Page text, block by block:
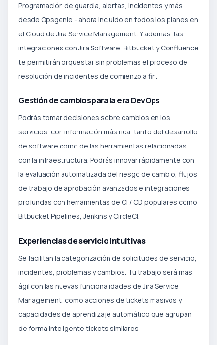
Programación de guardia, alertas, incidentes y más
desde Opsgenie - ahora incluido en todos los planes en
el Cloud de Jira Service Management. Y además, las
integraciones con Jira Software, Bitbucket y Confluence
te permitirán orquestar sin problemas el proceso de
resolución de incidentes de comienzo a fin.
Gestión de cambios para la era DevOps
Podrás tomar decisiones sobre cambios en los
servicios, con información más rica, tanto del desarrollo
de software como de las herramientas relacionadas
con la infraestructura. Podrás innovar rápidamente con
la evaluación automatizada del riesgo de cambio, flujos
de trabajo de aprobación avanzados e integraciones
profundas con herramientas de CI / CD populares como
Bitbucket Pipelines, Jenkins y CircleCI.
Experiencias de servicio intuitivas
Se facilitan la categorización de solicitudes de servicio,
incidentes, problemas y cambios. Tu trabajo será mas
ágil con las nuevas funcionalidades de Jira Service
Management, como acciones de tickets masivos y
capacidades de aprendizaje automático que agrupan
de forma inteligente tickets similares.